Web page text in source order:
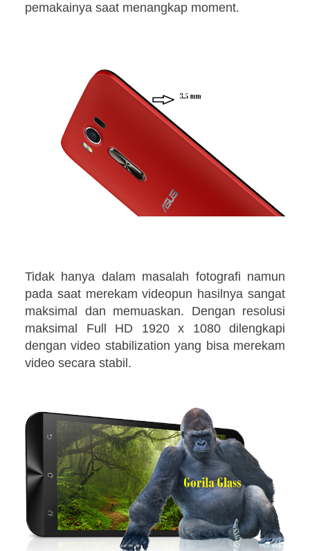
pemakainya saat menangkap moment.
Tidak hanya dalam masalah fotografi namun
pada saat merekam videopun hasilnya sangat
maksimal dan memuaskan. Dengan resolusi
maksimal Full HD 1920 x 1080 dilengkapi
dengan video stabilization yang bisa merekam
video secara stabil.